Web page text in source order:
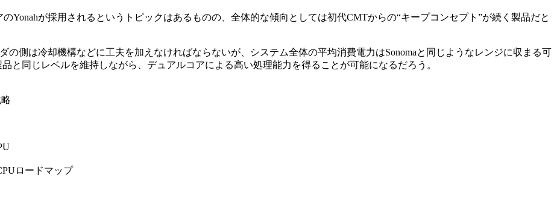
Yonahが採用されるというトピックはあるものの、全体的な傾向としては初代CMTからの“キープコンセプト”が続く製品だと
の側は冷却機構などに工夫を加えなければならないが、システム全体の平均消費電力はSonomaと同じようなレンジに収まる可
と同じレベルを維持しながら、デュアルコアによる高い処理能力を得ることが可能になるだろう。
ロードマップ